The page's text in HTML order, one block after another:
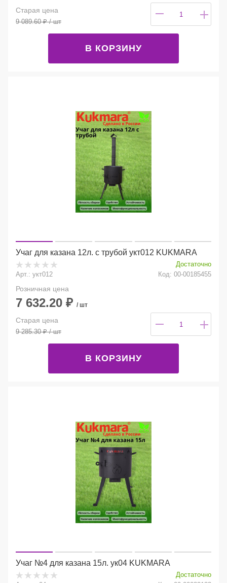
Старая цена
9 089.60₽/ шт
В КОРЗИНУ
Учаг для казана 12л. с трубой укт012 KUKMARA
Достаточно
Арт.: укт012
Код: 00-00185455
Розничная цена
7 632.20 ₽ / шт
Старая цена
9 285.30₽/ шт
В КОРЗИНУ
Учаг №4 для казана 15л. ук04 KUKMARA
Достаточно